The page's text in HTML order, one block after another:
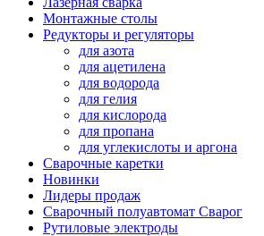
Монтажные столы
Редукторы и регуляторы
для азота
для ацетилена
для водорода
для гелия
для кислорода
для пропана
для углекислоты и аргона
Сварочные каретки
Новинки
Лидеры продаж
Сварочный полуавтомат Сварог
Рутиловые электроды